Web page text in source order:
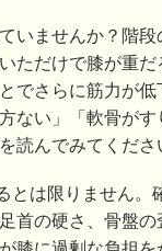
いませんか？階
ただけで膝が重
でさらに筋力が
ない」「軟骨が
読んでみてくださ
とは限りません
の硬さ、骨盤の